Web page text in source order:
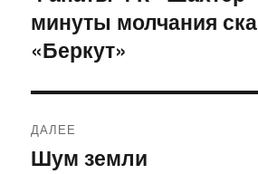
записям
запись:
минуты молчания
«Беркут»
ДАЛЕЕ
Следующая
Шум земли